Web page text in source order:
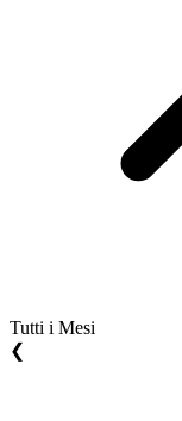
Tutti i Mesi
❮